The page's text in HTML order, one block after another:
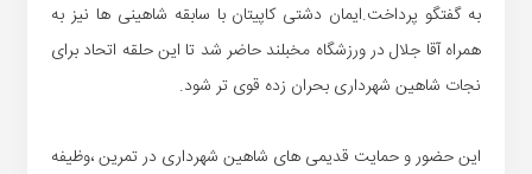
به گفتگو پرداخت.ایمان دشتی کاپیتان با سابقه شاهینی ها نیز به
همراه آقا جلال در ورزشگاه مخبلند حاضر شد تا این حلقه اتحاد برای
نجات شاهین شهرداری بحران زده قوی تر شود.
این حضور و حمایت قدیمی های شاهین شهرداری در تمرین ،وظیفه